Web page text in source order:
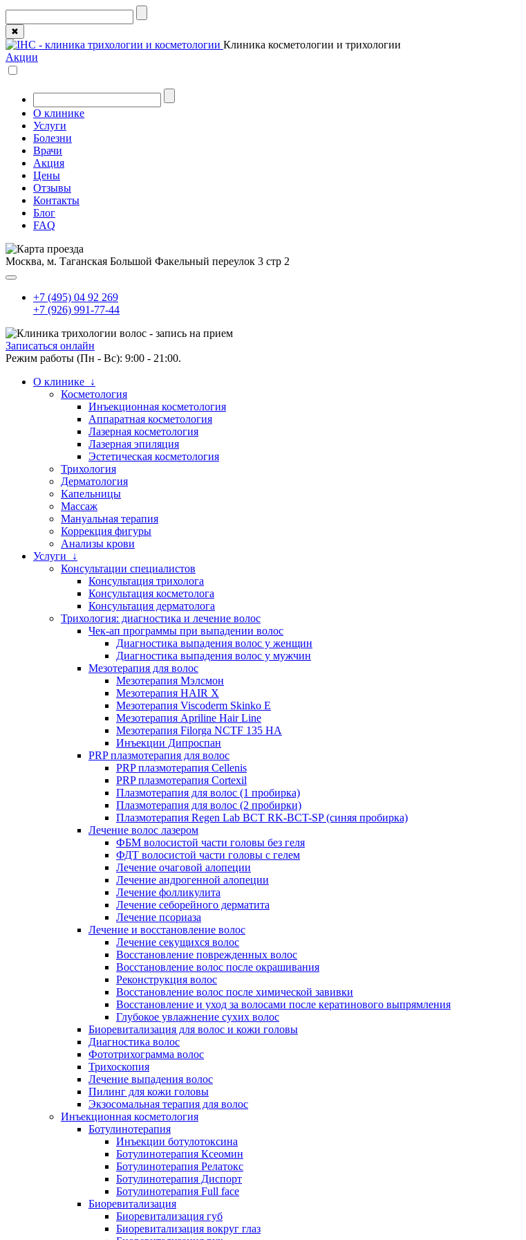
✖
Клиника косметологии и трихологии
Акции
О клинике
Услуги
Болезни
Врачи
Акция
Цены
Отзывы
Контакты
Блог
FAQ
Москва, м. Таганская Большой Факельный переулок 3 стр 2
+7 (495) 04 92 269
+7 (926) 991-77-44
Записаться онлайн
Режим работы (Пн - Вс): 9:00 - 21:00.
О клинике ↓
Косметология
Инъекционная косметология
Аппаратная косметология
Лазерная косметология
Лазерная эпиляция
Эстетическая косметология
Трихология
Дерматология
Капельницы
Массаж
Мануальная терапия
Коррекция фигуры
Анализы крови
Услуги ↓
Консультации специалистов
Консультация трихолога
Консультация косметолога
Консультация дерматолога
Трихология: диагностика и лечение волос
Чек-ап программы при выпадении волос
Диагностика выпадения волос у женщин
Диагностика выпадения волос у мужчин
Мезотерапия для волос
Мезотерапия Мэлсмон
Мезотерапия HAIR X
Мезотерапия Viscoderm Skinko E
Мезотерапия Apriline Hair Line
Мезотерапия Filorga NCTF 135 HA
Инъекции Дипроспан
PRP плазмотерапия для волос
PRP плазмотерапия Cellenis
PRP плазмотерапия Cortexil
Плазмотерапия для волос (1 пробирка)
Плазмотерапия для волос (2 пробирки)
Плазмотерапия Regen Lab BCT RK-BCT-SP (синяя пробирка)
Лечение волос лазером
ФБМ волосистой части головы без геля
ФДТ волосистой части головы с гелем
Лечение очаговой алопеции
Лечение андрогенной алопеции
Лечение фолликулита
Лечение себорейного дерматита
Лечение псориаза
Лечение и восстановление волос
Лечение секущихся волос
Восстановление поврежденных волос
Восстановление волос после окрашивания
Реконструкция волос
Восстановление волос после химической завивки
Восстановление и уход за волосами после кератинового выпрямления
Глубокое увлажнение сухих волос
Биоревитализация для волос и кожи головы
Диагностика волос
Фототрихограмма волос
Трихоскопия
Лечение выпадения волос
Пилинг для кожи головы
Экзосомальная терапия для волос
Инъекционная косметология
Ботулинотерапия
Инъекции ботулотоксина
Ботулинотерапия Ксеомин
Ботулинотерапия Релатокс
Ботулинотерапия Диспорт
Ботулинотерапия Full face
Биоревитализация
Биоревитализация губ
Биоревитализация вокруг глаз